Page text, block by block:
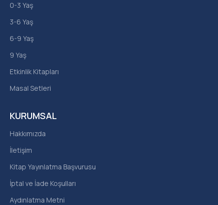
KURUMSAL
Hakkımızda
İletişim
Kitap Yayınlatma Başvurusu
İptal ve İade Koşulları
Aydınlatma Metni
0-3 Yaş
3-6 Yaş
6-9 Yaş
9 Yaş
Etkinlik Kitapları
Masal Setleri